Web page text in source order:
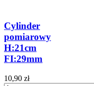
Cylinder
pomiarowy
H:21cm
FI:29mm
10,90 zł